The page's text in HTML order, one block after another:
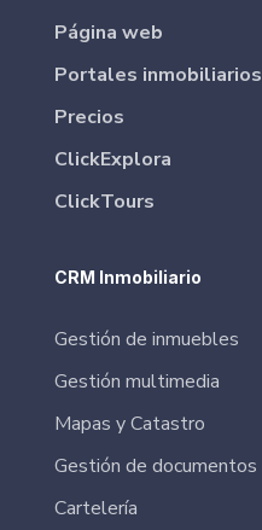
Página web
Portales inmobiliarios
Precios
ClickExplora
ClickTours
CRM Inmobiliario
Gestión de inmuebles
Gestión multimedia
Mapas y Catastro
Gestión de documentos
Cartelería